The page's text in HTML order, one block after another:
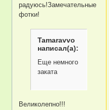
радуюсь!Замечательные
фотки!
Tamaravvo
написал(а):
Еще немного
заката
Великолепно!!!